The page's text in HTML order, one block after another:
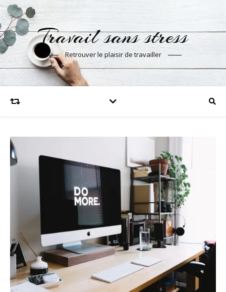
Travail sans stress
Retrouver le plaisir de travailler